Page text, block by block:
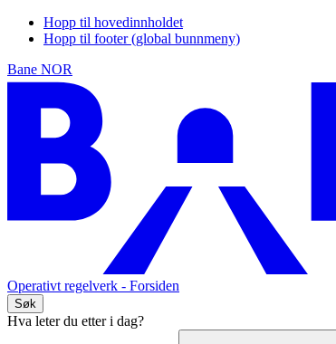
Hopp til hovedinnholdet
Hopp til footer (global bunnmeny)
Bane NOR
Operativt regelverk - Forsiden
Søk
Hva leter du etter i dag?